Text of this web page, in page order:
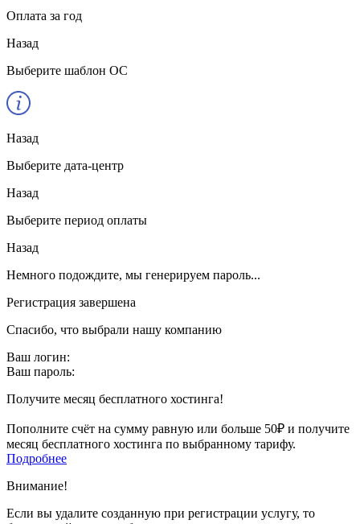
Оплата за год
Назад
Выберите шаблон ОС
Назад
Выберите дата-центр
Назад
Выберите период оплаты
Назад
Немного подождите, мы генерируем пароль...
Регистрация завершена
Спасибо, что выбрали нашу компанию
Ваш логин:
Ваш пароль:
Получите месяц бесплатного хостинга!
Пополните счёт на сумму равную или больше 50₽ и получите
месяц бесплатного хостинга по выбранному тарифу.
Подробнее
Внимание!
Если вы удалите созданную при регистрации услугу, то